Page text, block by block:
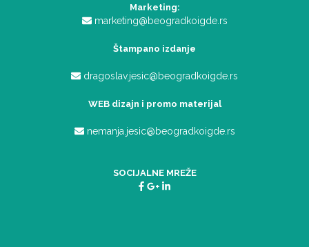
Marketing:
marketing@beogradkoigde.rs
Štampano izdanje
dragoslav.jesic@beogradkoigde.rs
WEB dizajn i promo materijal
nemanja.jesic@beogradkoigde.rs
SOCIJALNE MREŽE